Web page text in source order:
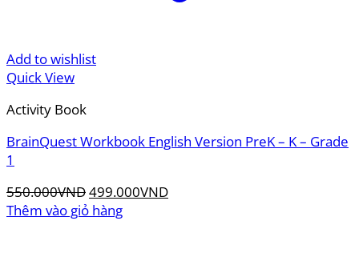
Add to wishlist
Quick View
Activity Book
BrainQuest Workbook English Version PreK – K – Grade
1
550.000VNDGiá
gốc
499.000VNDGiá
Thêm vào giỏ hàng